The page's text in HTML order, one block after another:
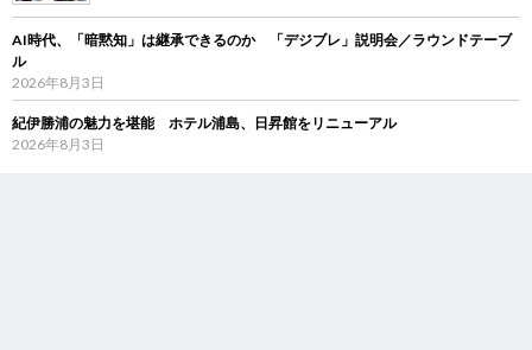
AI時代、「暗黙知」は継承できるのか 「デジブレ」説明会／ラウンドテーブ
ル
2026年8月3日
紀伊勝浦の魅力を堪能 ホテル浦島、日昇館をリニューアル
2026年8月3日